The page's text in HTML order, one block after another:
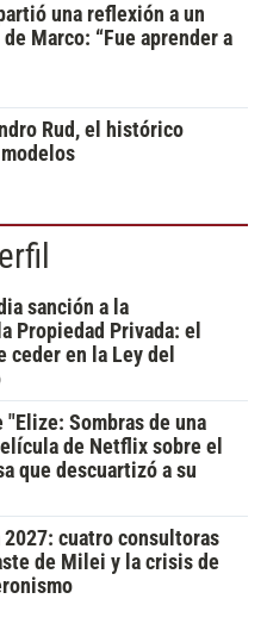
una reflexión a un
Marco: “Fue aprender a
Rud, el histórico
sanción a la
Propiedad Privada: el
ceder en la Ley del
Sombras de una
de Netflix sobre el
que descuartizó a su
2027: cuatro consultoras
de Milei y la crisis de